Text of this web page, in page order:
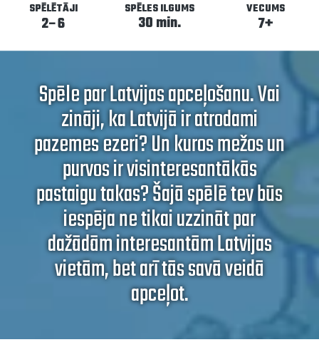
SPĒLĒTĀJI
2–6
SPĒLES ILGUMS
30 min.
VECUMS
7+
Spēle par Latvijas apceļošanu. Vai
zināji, ka Latvijā ir atrodami
pazemes ezeri? Un kuros mežos un
purvos ir visinteresantākās
pastaigu takas? Šajā spēlē tev būs
iespēja ne tikai uzzināt par
dažādām interesantām Latvijas
vietām, bet arī tās savā veidā
apceļot.